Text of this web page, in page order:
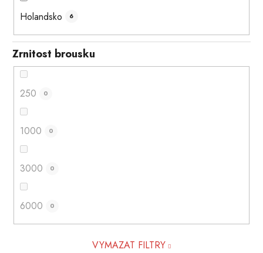
Holandsko 6
Zrnitost brousku
250 0
1000 0
3000 0
6000 0
VYMAZAT FILTRY